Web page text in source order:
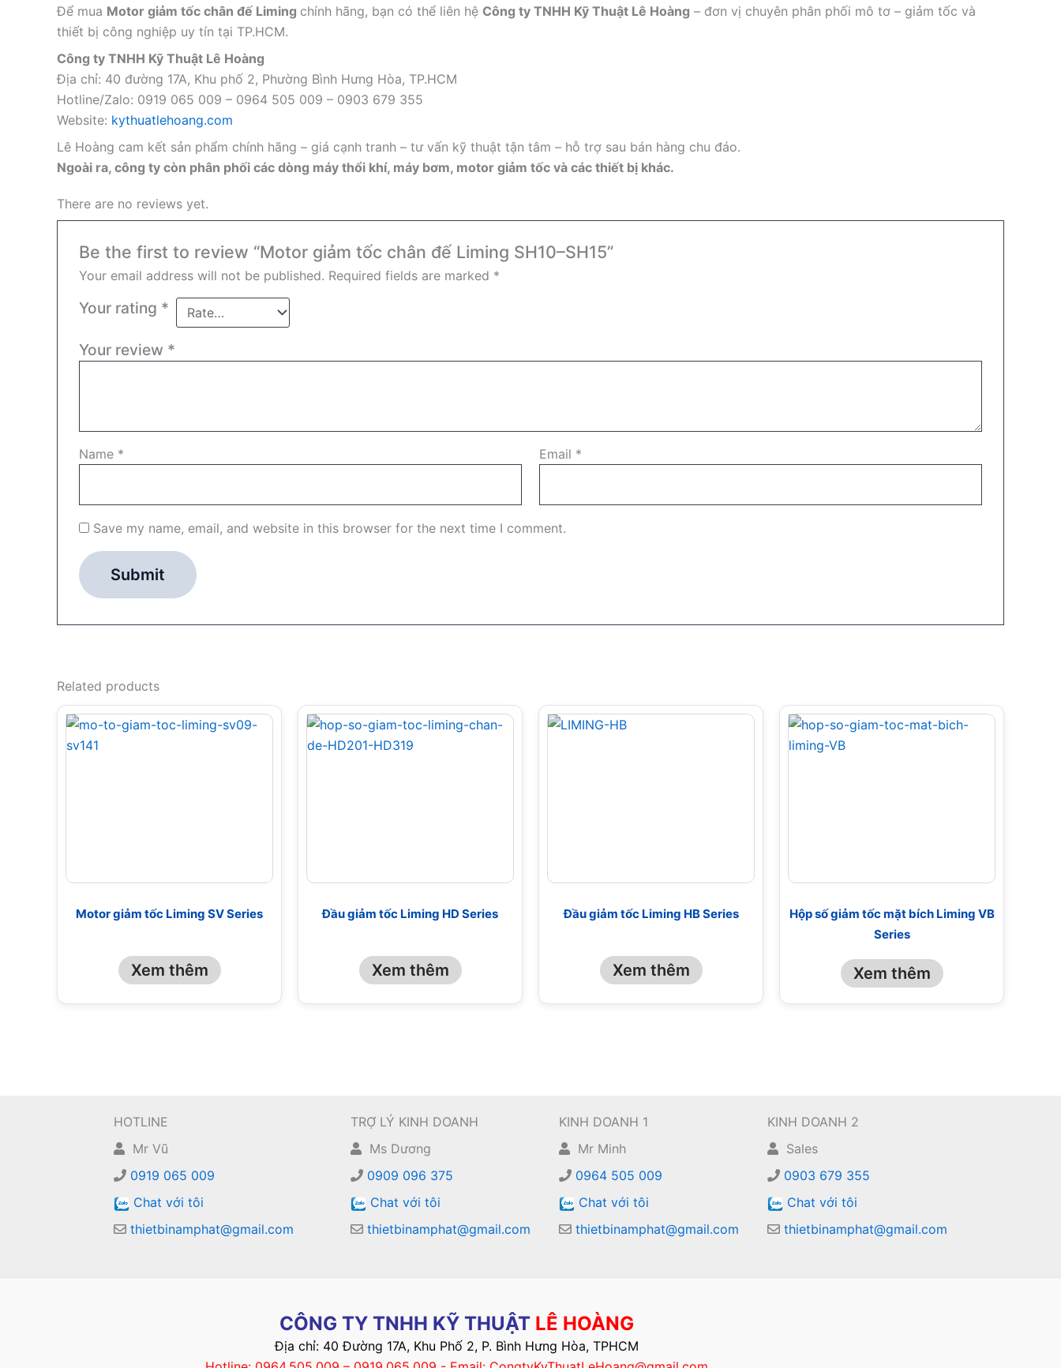
Để mua Motor giảm tốc chân đế Liming chính hãng, bạn có thể liên hệ Công ty TNHH Kỹ Thuật Lê Hoàng – đơn vị chuyên phân phối mô tơ – giảm tốc và
thiết bị công nghiệp uy tín tại TP.HCM.
Công ty TNHH Kỹ Thuật Lê Hoàng
Địa chỉ: 40 đường 17A, Khu phố 2, Phường Bình Hưng Hòa, TP.HCM
Hotline/Zalo: 0919 065 009 – 0964 505 009 – 0903 679 355
Website: kythuatlehoang.com
Lê Hoàng cam kết sản phẩm chính hãng – giá cạnh tranh – tư vấn kỹ thuật tận tâm – hỗ trợ sau bán hàng chu đáo.
Ngoài ra, công ty còn phân phối các dòng máy thổi khí, máy bơm, motor giảm tốc và các thiết bị khác.
There are no reviews yet.
Be the first to review “Motor giảm tốc chân đế Liming SH10–SH15”
Your email address will not be published. Required fields are marked *
Your rating *
Your review *
Name * Email *
Save my name, email, and website in this browser for the next time I comment.
Related products
Motor giảm tốc Liming SV Series
Xem thêm
Đầu giảm tốc Liming HD Series
Xem thêm
Đầu giảm tốc Liming HB Series
Xem thêm
Hộp số giảm tốc mặt bích Liming VB
Series
Xem thêm
HOTLINE
Mr Vũ
0919 065 009
Chat với tôi
thietbinamphat@gmail.com
TRỢ LÝ KINH DOANH
Ms Dương
0909 096 375
Chat với tôi
thietbinamphat@gmail.com
KINH DOANH 1
Mr Minh
0964 505 009
Chat với tôi
thietbinamphat@gmail.com
KINH DOANH 2
Sales
0903 679 355
Chat với tôi
thietbinamphat@gmail.com
CÔNG TY TNHH KỸ THUẬT LÊ HOÀNG
Địa chỉ: 40 Đường 17A, Khu Phố 2, P. Bình Hưng Hòa, TPHCM